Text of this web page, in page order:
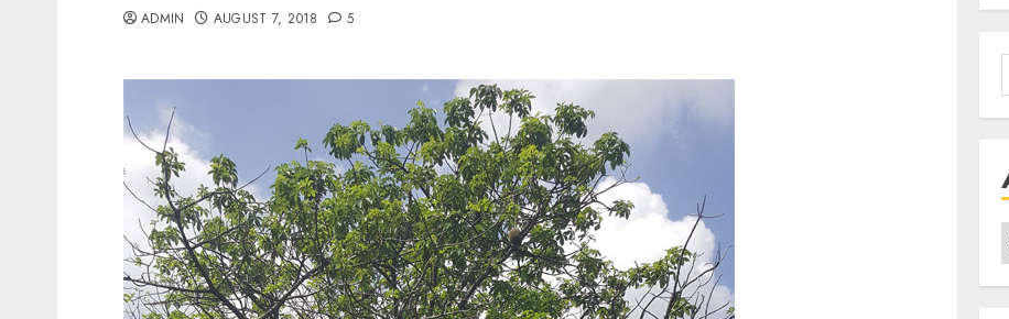
ADMIN AUGUST 7, 2018 5